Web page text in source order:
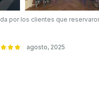
por los clientes que
agosto, 2025